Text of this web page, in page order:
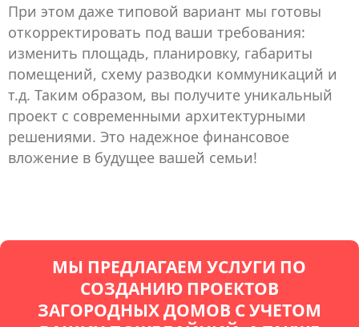
При этом даже типовой вариант мы готовы
откорректировать под ваши требования:
изменить площадь, планировку, габариты
помещений, схему разводки коммуникаций и
т.д. Таким образом, вы получите уникальный
проект с современными архитектурными
решениями. Это надежное финансовое
вложение в будущее вашей семьи!
МЫ ПРЕДЛАГАЕМ УСЛУГИ ПО
СОЗДАНИЮ ПРОЕКТОВ
ЗАГОРОДНЫХ ДОМОВ С УЧЕТОМ